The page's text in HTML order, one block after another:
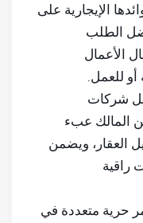
الإيجارية على
الطلب
الأعمال
أو للعمل.
شركات
المالك عبء
العقار، ويضمن
راقية
حرية متعددة في